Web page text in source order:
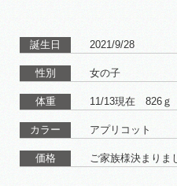
誕生日 2021/9/28
性別 女の子
体重 11/13現在 826ｇ
カラー アプリコット
価格 ご家族様決まりま